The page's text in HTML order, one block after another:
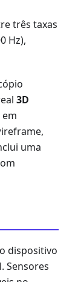
três taxas
Hz),
3D
uma
dispositivo
Sensores